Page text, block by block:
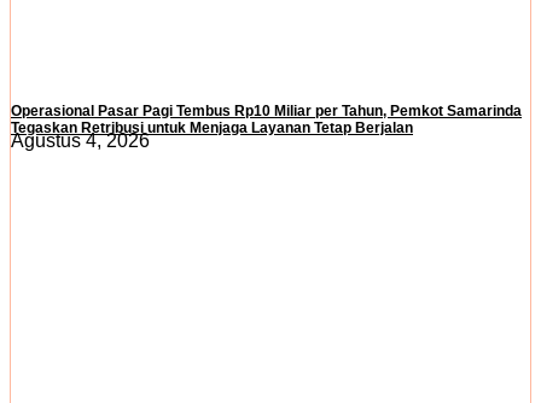
Operasional Pasar Pagi Tembus Rp10 Miliar per Tahun, Pemkot Samarinda
Tegaskan Retribusi untuk Menjaga Layanan Tetap Berjalan
Agustus 4, 2026